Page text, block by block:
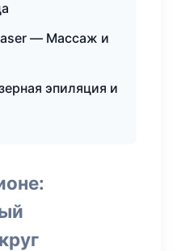
— Массаж и
эпиляция и